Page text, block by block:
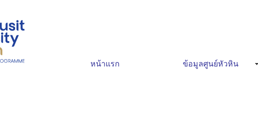
หน้าแรก ข้อมูลศูนย์หัวหิน